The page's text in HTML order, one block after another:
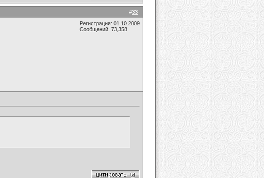
#33
Регистрация: 01.10.2009
Сообщений: 73,358